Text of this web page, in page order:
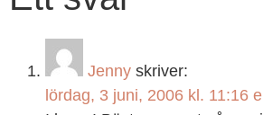
Jenny skriver:
lördag, 3 juni, 2006 kl. 11:16